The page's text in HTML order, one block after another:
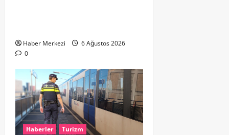
Haber Merkezi
6 Ağustos 2026
0
Haberler Turizm